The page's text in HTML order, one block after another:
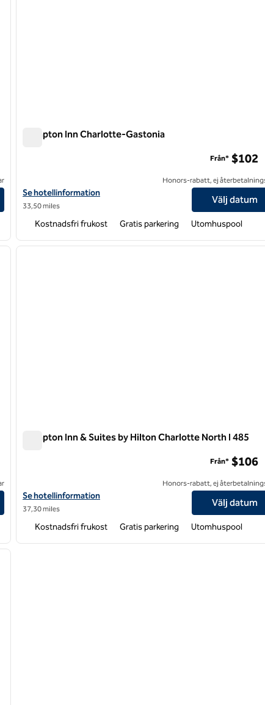
Hampton Inn Charlotte-Gastonia
Visa hotelldetaljer för Hampton Inn Charlotte-Gastonia
Se hotellinformation
33,50 miles
Från* $102
Honors-rabatt, ej
Välj datum
Kostnadsfri frukost Gratis parkering Utomhuspool
bild
1 av 12
Hampton Inn & Suites by Hilton Charlotte North I 485
Visa hotelluppgifter för Hampton Inn & Suites by Hilton Charlotte
Se hotellinformation
37,30 miles
Från* $106
Honors-rabatt, ej
Välj datum
Kostnadsfri frukost Gratis parkering Utomhuspool
bild